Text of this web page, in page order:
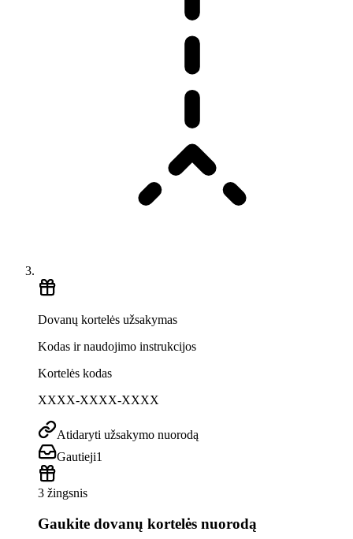
Dovanų kortelės užsakymas
Kodas ir naudojimo instrukcijos
Kortelės kodas
XXXX-XXXX-XXXX
Atidaryti užsakymo nuorodą
Gautieji1
3 žingsnis
Gaukite dovanų kortelės nuorodą